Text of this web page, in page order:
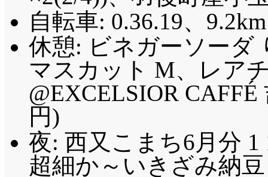
自転車: 0.36.19、
休憩: ビネガーソーダ
マスカット M、レア
@EXCELSIOR
円)
夜: 西又こまち6月分
超細か～いきざみ納